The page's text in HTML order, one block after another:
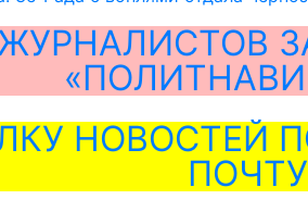
НОВОСТЕЙ
ПОЧТУ